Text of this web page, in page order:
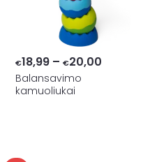
€18,99 – €20,00Price
Balansavimo
kamuoliukai